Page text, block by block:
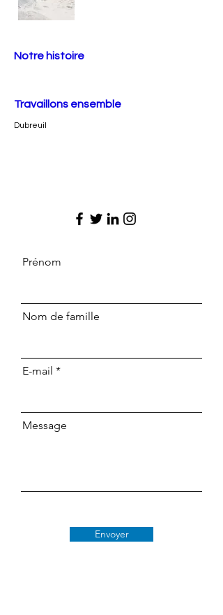
Notre histoire
Travaillons ensemble
Dubreuil
Prénom
Nom de famille
E-mail
Message
Envoyer